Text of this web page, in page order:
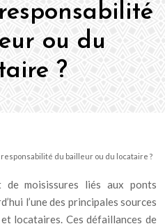
ou du
?
du bailleur ou du locataire ?
de moisissures liés aux ponts
l’une des principales sources
locataires. Ces défaillances de